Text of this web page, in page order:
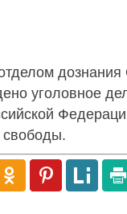
уголовное
свободы.